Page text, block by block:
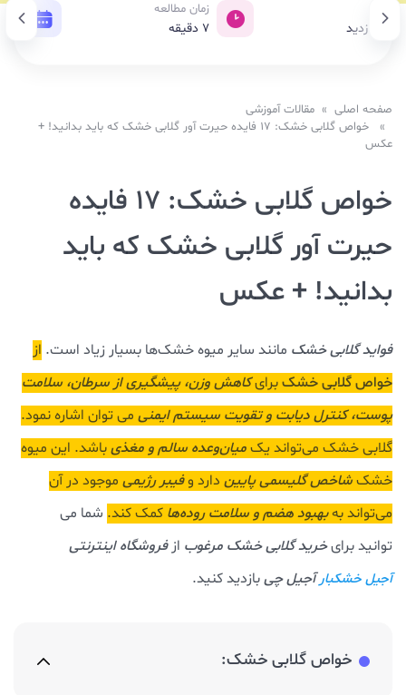
بازدید
زمان مطالعه
7 دقیقه
صفحه اصلی » مقالات آموزشی
» خواص گلابی خشک: 17 فایده حیرت آور گلابی خشک که باید بدانید! +
عکس
خواص گلابی خشک: 17 فایده
حیرت آور گلابی خشک که باید
بدانید! + عکس
فواید گلابی خشک مانند سایر میوه خشک‌ها بسیار زیاد است. از
خواص گلابی خشکبرایکاهش وزن، پیشگیری از سرطان، سلامت
پوست، کنترل دیابت و تقویت سیستم ایمنی می توان اشاره نمود.
گلابی خشک می‌تواند یکمیان‌وعده سالم و مغذیباشد. این میوه
خشکشاخص گلیسمی پایین دارد وفیبر رژیمی موجود در آن
می‌تواند بهبهبود هضم و سلامت روده‌ها کمک کند. شما می
توانید برایخرید گلابی خشک مرغوب ازفروشگاه اینترنتی
آجیل خشکبارآجیل چیبازدید کنید.
خواص گلابی خشک: